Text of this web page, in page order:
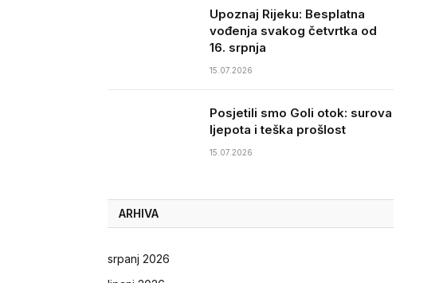
Upoznaj Rijeku: Besplatna
vođenja svakog četvrtka od
16. srpnja
15.07.2026
Posjetili smo Goli otok: surova
ljepota i teška prošlost
15.07.2026
ARHIVA
srpanj 2026